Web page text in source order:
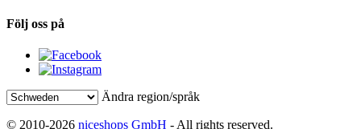
Följ oss på
Ändra region/språk
© 2010-2026 niceshops GmbH - All rights reserved.